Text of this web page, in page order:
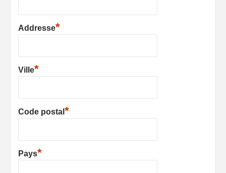
Addresse*
Ville*
Code postal *
Pays*